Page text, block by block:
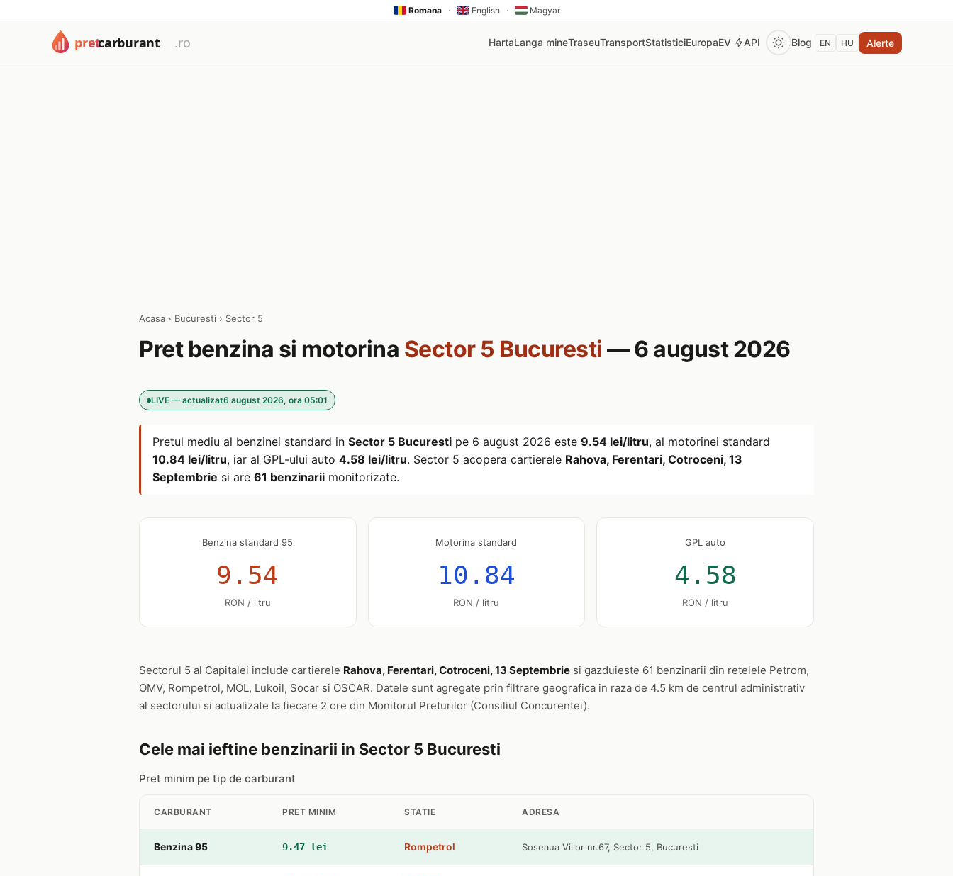
Romana · English · Magyar
HartaLanga mineTraseuTransportStatisticiEuropaEV API Blog EN HU Alerte
Acasa › Bucuresti › Sector 5
Pret benzina si motorina Sector 5 Bucuresti — 6 august 2026
LIVE — actualizat6 august 2026, ora 05:01
Pretul mediu al benzinei standard in Sector 5 Bucuresti pe 6 august 2026 este 9.54 lei/litru, al motorinei standard
10.84 lei/litru, iar al GPL-ului auto 4.58 lei/litru. Sector 5 acopera cartierele Rahova, Ferentari, Cotroceni, 13
Septembrie si are 61 benzinarii monitorizate.
Benzina standard 95
9.54
RON / litru
Motorina standard
10.84
RON / litru
GPL auto
4.58
RON / litru
Sectorul 5 al Capitalei include cartierele Rahova, Ferentari, Cotroceni, 13 Septembrie si gazduieste 61 benzinarii din retelele Petrom,
OMV, Rompetrol, MOL, Lukoil, Socar si OSCAR. Datele sunt agregate prin filtrare geografica in raza de 4.5 km de centrul administrativ
al sectorului si actualizate la fiecare 2 ore din Monitorul Preturilor (Consiliul Concurentei).
Cele mai ieftine benzinarii in Sector 5 Bucuresti
Pret minim pe tip de carburant
CARBURANT PRET MINIM STATIE ADRESA
Benzina 95 9.47 lei Rompetrol Soseaua Viilor nr.67, Sector 5, Bucuresti